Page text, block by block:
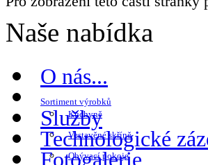
Naše nabídka
O nás...
Sortiment výrobků
Kuchyně
Vestavěné skříně
Obývací pokoje
Služby
Technologické
Fotogalerie